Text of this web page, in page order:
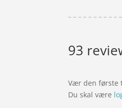
93
Vær den første
Du skal være